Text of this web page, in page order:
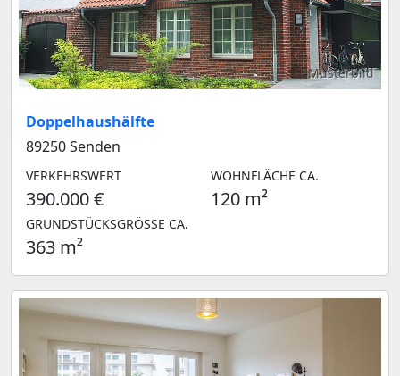
Musterbild
Doppelhaushälfte
89250 Senden
VERKEHRSWERT
390.000 €
WOHNFLÄCHE CA.
120 m²
GRUNDSTÜCKSGRÖSSE CA.
363 m²